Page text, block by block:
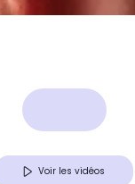
Voir les vidéos